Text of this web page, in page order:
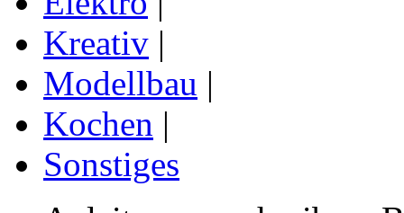
Kreativ |
Modellbau |
Kochen |
Sonstiges